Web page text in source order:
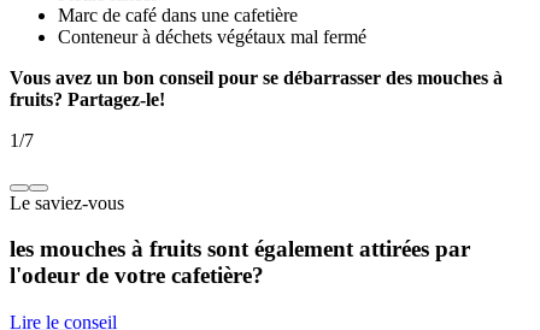
Marc de café dans une cafetière
Conteneur à déchets végétaux mal fermé
Vous avez un bon conseil pour se débarrasser des mouches à
fruits? Partagez-le!
1/7
Le saviez-vous
les mouches à fruits sont également attirées par
l'odeur de votre cafetière?
Lire le conseil